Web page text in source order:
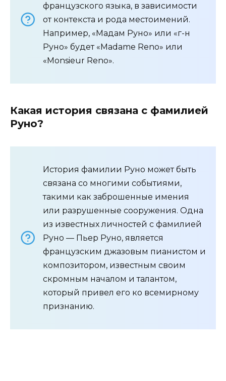
французского языка, в зависимости
от контекста и рода местоимений.
Например, «Мадам Руно» или «г-н
Руно» будет «Madame Reno» или
«Monsieur Reno».
Какая история связана с фамилией
Руно?
История фамилии Руно может быть
связана со многими событиями,
такими как заброшенные имения
или разрушенные сооружения. Одна
из известных личностей с фамилией
Руно — Пьер Руно, является
французским джазовым пианистом и
композитором, известным своим
скромным началом и талантом,
который привел его ко всемирному
признанию.